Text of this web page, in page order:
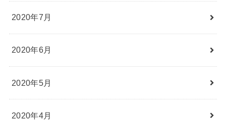
2020年7月
2020年6月
2020年5月
2020年4月